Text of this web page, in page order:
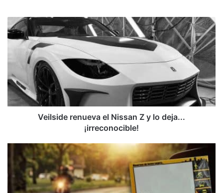
Veilside
renueva
el
Nissan
Z
lo
deja...
¡irreconocible!
Veilside renueva el Nissan Z y lo deja...
¡irreconocible!
Siguen
problemas
en